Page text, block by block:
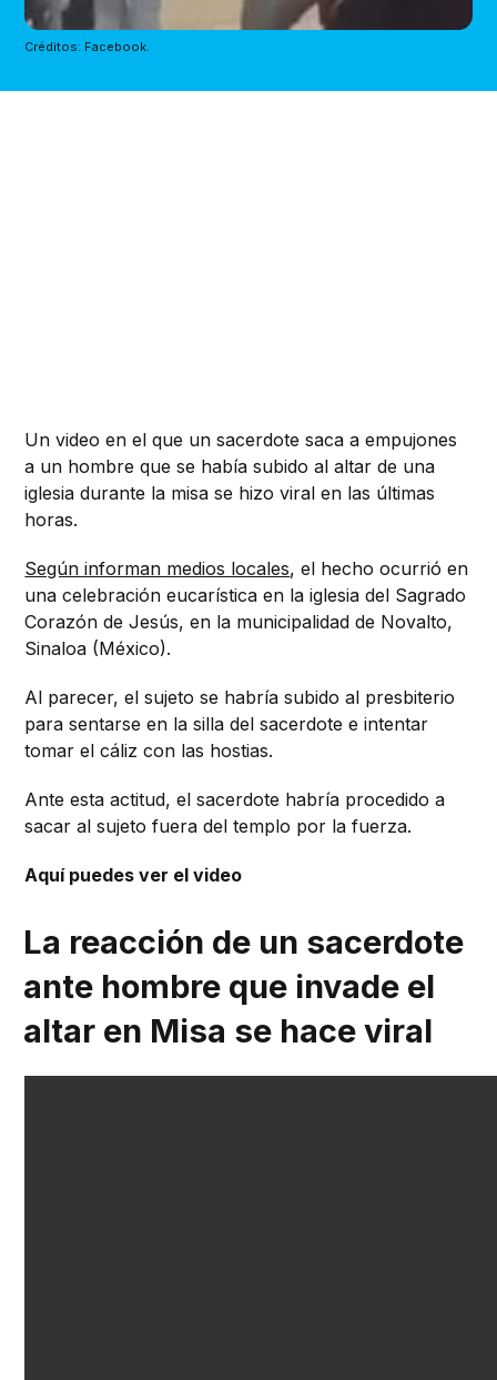
Créditos: Facebook.
Un video en el que un sacerdote saca a empujones
a un hombre que se había subido al altar de una
iglesia durante la misa se hizo viral en las últimas
horas.
Según informan medios locales, el hecho ocurrió en
una celebración eucarística en la iglesia del Sagrado
Corazón de Jesús, en la municipalidad de Novalto,
Sinaloa (México).
Al parecer, el sujeto se habría subido al presbiterio
para sentarse en la silla del sacerdote e intentar
tomar el cáliz con las hostias.
Ante esta actitud, el sacerdote habría procedido a
sacar al sujeto fuera del templo por la fuerza.
Aquí puedes ver el video
La reacción de un sacerdote
ante hombre que invade el
altar en Misa se hace viral